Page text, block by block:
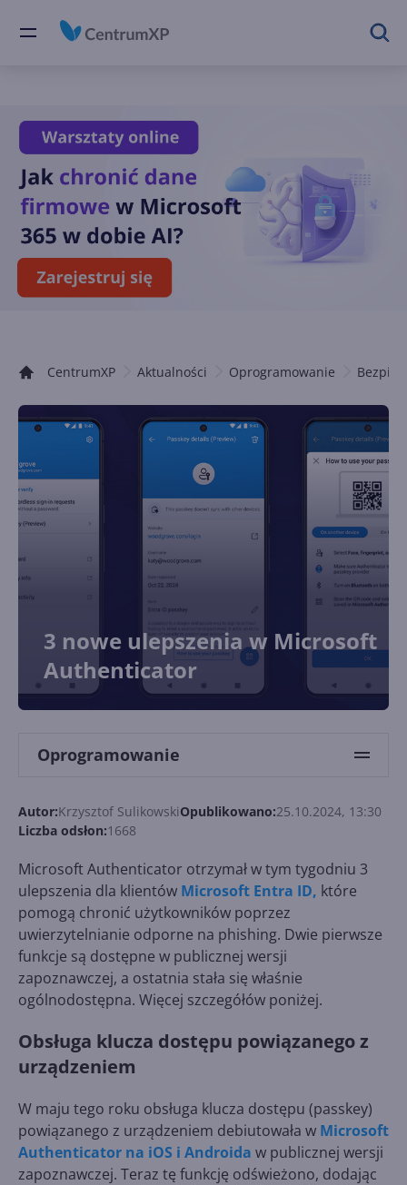
CentrumXP Aktualności Oprogramowanie
3 nowe ulepszenia w Microsoft
Authenticator
Oprogramowanie
Autor:Krzysztof SulikowskiOpublikowano:25.10.2024, 13:30
Liczba odsłon:1668
Microsoft Authenticator otrzymał w tym tygodniu 3
ulepszenia dla klientów Microsoft Entra ID, które
pomogą chronić użytkowników poprzez
uwierzytelnianie odporne na phishing. Dwie pierwsze
funkcje są dostępne w publicznej wersji
zapoznawczej, a ostatnia stała się właśnie
ogólnodostępna. Więcej szczegółów poniżej.
Obsługa klucza dostępu powiązanego z
urządzeniem
W maju tego roku obsługa klucza dostępu (passkey)
powiązanego z urządzeniem debiutowała w Microsoft
Authenticator na iOS i Androida w publicznej wersji
zapoznawczej. Teraz tę funkcję odświeżono, dodając